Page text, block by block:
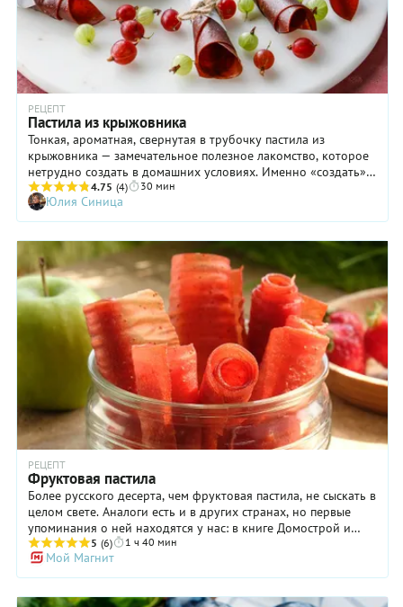
РЕЦЕПТ
Пастила из крыжовника
Тонкая, ароматная, свернутая в трубочку пастила из
крыжовника — замечательное полезное лакомство, которое
нетрудно создать в домашних условиях. Именно «создать»,
а не просто сделать, ведь по сути процесс изготовления
такой пастилы похож на волшебство. Вот были просто ягоды,
причем без сахара, а превратились в тонкий лист пастилы.
Понятно, что для этого нужны какие-то специальные
ухищрения и приспособления. Приспособления, кстати, в
виде электросушилок для овощей и фруктов, давно имеются
в продаже, но если у вас такой нет, то и не спешите ее
приобретать. Прибор этот довольно объемный и выделять
для него место на вашей кухне довольно расточительно, тем
более если вы не собираетесь производить сушеные
фрукты-овощи в производственных масштабах. А пастилу по
нашему рецепту можно приготовить и в духовке. Крыжовник
берите спелый и сладкий, чтобы не пришлось добавлять
вредного сахара. Вы же мечтаете о суперполезном
лакомстве?
4.75 (4) 30 мин
Юлия Синица
РЕЦЕПТ
Фруктовая пастила
Более русского десерта, чем фруктовая пастила, не сыскать в
целом свете. Аналоги есть и в других странах, но первые
упоминания о ней находятся у нас: в книге Домострой и
грамоте Кирилло-Белозерского монастыря, составленной
рукой Иоана Грозного в 16-м веке. Лакомство из ягодного
сока, как описывали его тогда, готовили из 2-3 компонентов:
яблочного пюре, перетертого с сахаром или медом и
5 (6) 1 ч 40 мин
Мой Магнит